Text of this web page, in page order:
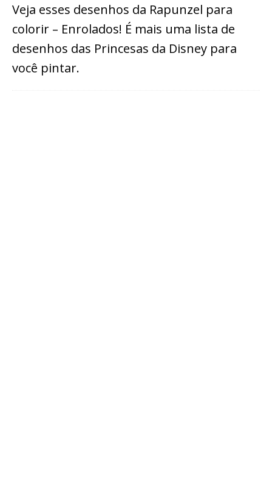
Veja esses desenhos da Rapunzel para
colorir – Enrolados! É mais uma lista de
desenhos das Princesas da Disney para
você pintar.